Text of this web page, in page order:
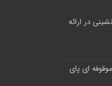
‌18 آذرماه/صدرنشینی در ارائه
ای پای